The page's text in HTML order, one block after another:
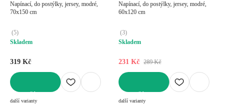
Napínací, do postýlky, jersey, modré,
70x150 cm
(5)
Skladem
319 Kč
další varianty
Napínací, do postýlky, jersey, modré,
60x120 cm
(3)
Skladem
231 Kč 289 Kč
další varianty